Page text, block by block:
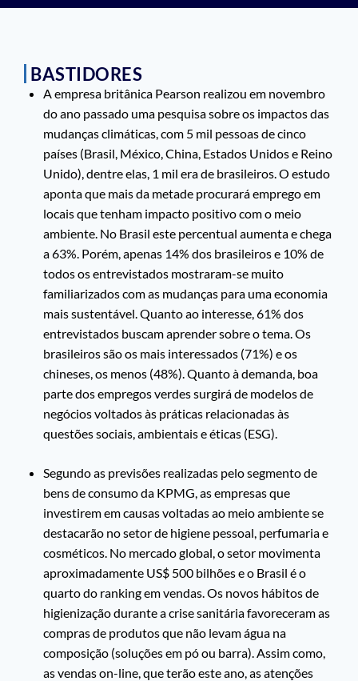
BASTIDORES
A empresa britânica Pearson realizou em novembro
do ano passado uma pesquisa sobre os impactos das
mudanças climáticas, com 5 mil pessoas de cinco
países (Brasil, México, China, Estados Unidos e Reino
Unido), dentre elas, 1 mil era de brasileiros. O estudo
aponta que mais da metade procurará emprego em
locais que tenham impacto positivo com o meio
ambiente. No Brasil este percentual aumenta e chega
a 63%. Porém, apenas 14% dos brasileiros e 10% de
todos os entrevistados mostraram-se muito
familiarizados com as mudanças para uma economia
mais sustentável. Quanto ao interesse, 61% dos
entrevistados buscam aprender sobre o tema. Os
brasileiros são os mais interessados (71%) e os
chineses, os menos (48%). Quanto à demanda, boa
parte dos empregos verdes surgirá de modelos de
negócios voltados às práticas relacionadas às
questões sociais, ambientais e éticas (ESG).
Segundo as previsões realizadas pelo segmento de
bens de consumo da KPMG, as empresas que
investirem em causas voltadas ao meio ambiente se
destacarão no setor de higiene pessoal, perfumaria e
cosméticos. No mercado global, o setor movimenta
aproximadamente US$ 500 bilhões e o Brasil é o
quarto do ranking em vendas. Os novos hábitos de
higienização durante a crise sanitária favoreceram as
compras de produtos que não levam água na
composição (soluções em pó ou barra). Assim como,
as vendas on-line, que terão este ano, as atenções